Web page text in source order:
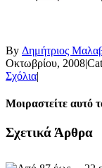
By Δημήτριος
Οκτωβρίου, 2008|
Σχόλια|
Μοιραστείτε αυτό
Facebook
X
LinkedIn
WhatsApp
Email
Σχετικά Άρθρα